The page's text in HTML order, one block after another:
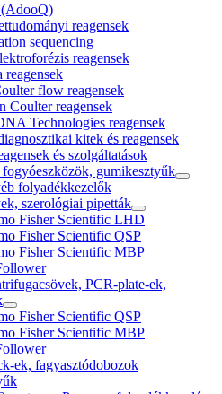
reagensek
sequencing
reagensek
reagensek
flow reagensek
Coulter reagensek
Technologies reagensek
kitek és reagensek
és szolgáltatások
gumikesztyűk
folyadékkezelők
szerológiai pipetták
Fisher Scientific LHD
Fisher Scientific QSP
Fisher Scientific MBP
PCR-plate-ek,
Fisher Scientific QSP
Fisher Scientific MBP
ek, fagyasztódobozok